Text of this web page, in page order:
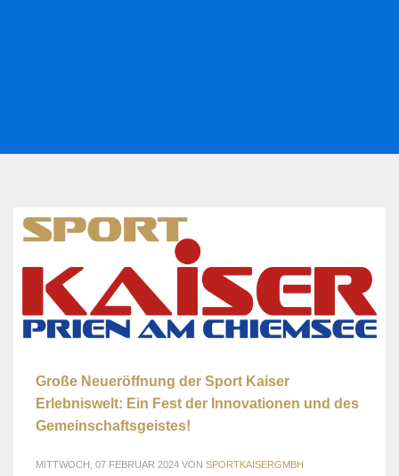
Große Neueröffnung der Sport Kaiser
Erlebniswelt: Ein Fest der Innovationen und des
Gemeinschaftsgeistes!
MITTWOCH, 07 FEBRUAR 2024 VON SPORTKAISERGMBH